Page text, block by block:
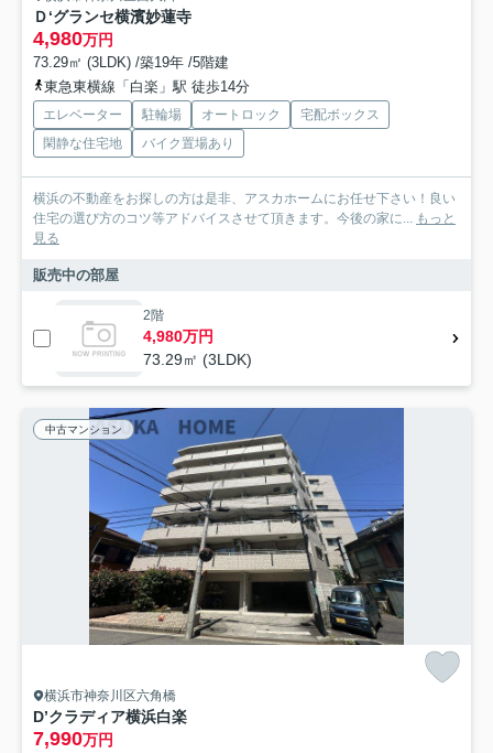
Ｄ‘グランセ横濱妙蓮寺
4,980万円
73.29㎡ (3LDK) /築19年 /5階建
東急東横線「白楽」駅 徒歩14分
エレベーター 駐輪場 オートロック
宅配ボックス
閑静な住宅地
バイク置場あり
横浜の不動産をお探しの方は是非、アスカホームにお任せ下さい！良い
住宅の選び方のコツ等アドバイスさせて頂きます。今後の家に... もっと
見る
販売中の部屋
2階
4,980万円
73.29㎡ (3LDK)
中古マンション
横浜市神奈川区六角橋
D’クラディア横浜白楽
7,990万円